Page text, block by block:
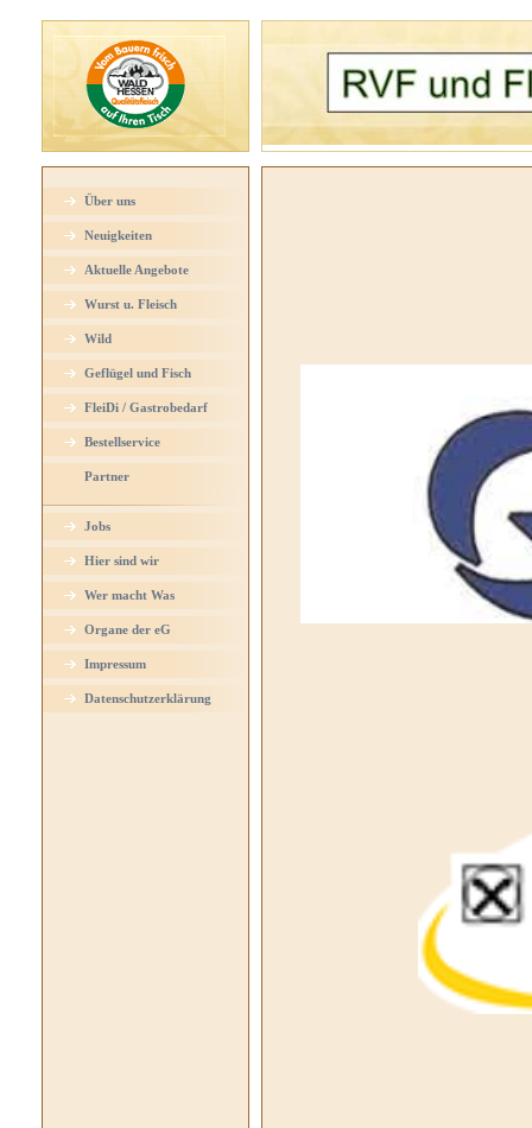
Über uns
Neuigkeiten
Aktuelle Angebote
Wurst u. Fleisch
Wild
Geflügel und Fisch
FleiDi / Gastrobedarf
Bestellservice
Partner
Jobs
Hier sind wir
Wer macht Was
Organe der eG
Impressum
Datenschutzerklärung